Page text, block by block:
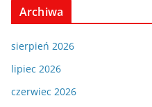
Archiwa
sierpień 2026
lipiec 2026
czerwiec 2026